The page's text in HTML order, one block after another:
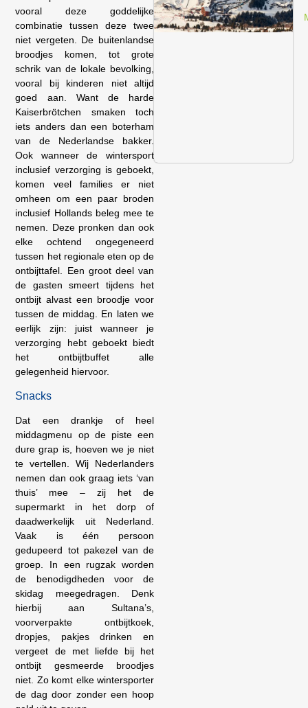
vooral deze goddelijke
combinatie tussen deze twee
niet vergeten. De buitenlandse
broodjes komen, tot grote
schrik van de lokale bevolking,
vooral bij kinderen niet altijd
goed aan. Want de harde
Kaiserbrötchen smaken toch
iets anders dan een boterham
van de Nederlandse bakker.
Ook wanneer de wintersport
inclusief verzorging is geboekt,
komen veel families er niet
omheen om een paar broden
inclusief Hollands beleg mee te
nemen. Deze pronken dan ook
elke ochtend ongegeneerd
tussen het regionale eten op de
ontbijttafel. Een groot deel van
de gasten smeert tijdens het
ontbijt alvast een broodje voor
tussen de middag. En laten we
eerlijk zijn: juist wanneer je
verzorging hebt geboekt biedt
het ontbijtbuffet alle
gelegenheid hiervoor.
Snacks
Dat een drankje of heel
middagmenu op de piste een
dure grap is, hoeven we je niet
te vertellen. Wij Nederlanders
nemen dan ook graag iets ‘van
thuis’ mee – zij het de
supermarkt in het dorp of
daadwerkelijk uit Nederland.
Vaak is één persoon
gedupeerd tot pakezel van de
groep. In een rugzak worden
de benodigdheden voor de
skidag meegedragen. Denk
hierbij aan Sultana’s,
voorverpakte ontbijtkoek,
dropjes, pakjes drinken en
vergeet de met liefde bij het
ontbijt gesmeerde broodjes
niet. Zo komt elke wintersporter
de dag door zonder een hoop